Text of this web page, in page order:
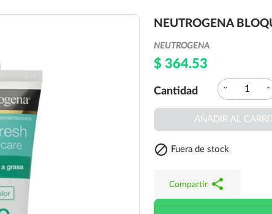
NEUTROGENA
NEUTROGENA
$ 364.53
Cantidad expand_more expand_less
AÑADIR AL
 Fuera de stock
Compartir share